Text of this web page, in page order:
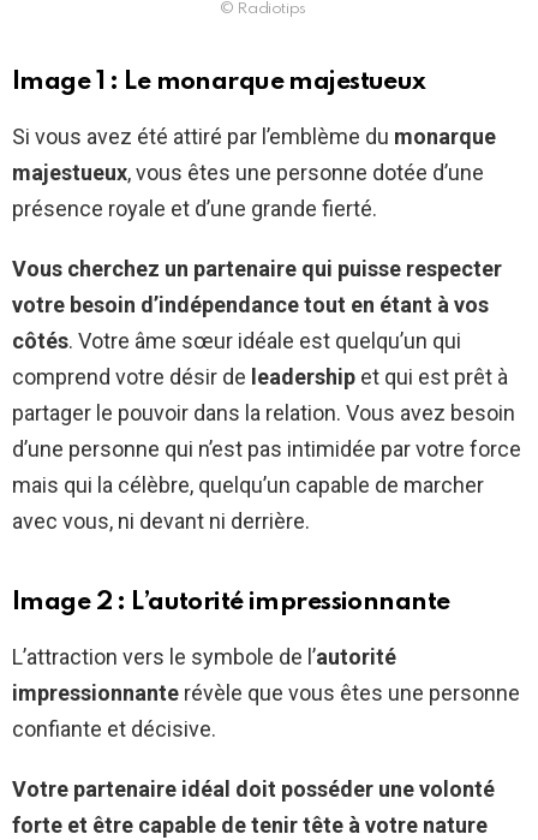
© Radiotips
Image 1 : Le monarque majestueux
Si vous avez été attiré par l’emblème du monarque
majestueux, vous êtes une personne dotée d’une
présence royale et d’une grande fierté.
Vous cherchez un partenaire qui puisse respecter
votre besoin d’indépendance tout en étant à vos
côtés. Votre âme sœur idéale est quelqu’un qui
comprend votre désir de leadership et qui est prêt à
partager le pouvoir dans la relation. Vous avez besoin
d’une personne qui n’est pas intimidée par votre force
mais qui la célèbre, quelqu’un capable de marcher
avec vous, ni devant ni derrière.
Image 2 : L’autorité impressionnante
L’attraction vers le symbole de l’autorité
impressionnante révèle que vous êtes une personne
confiante et décisive.
Votre partenaire idéal doit posséder une volonté
forte et être capable de tenir tête à votre nature